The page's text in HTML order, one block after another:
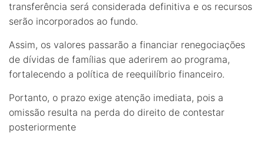
transferência será considerada definitiva e os recursos
serão incorporados ao fundo.
Assim, os valores passarão a financiar renegociações
de dívidas de famílias que aderirem ao programa,
fortalecendo a política de reequilíbrio financeiro.
Portanto, o prazo exige atenção imediata, pois a
omissão resulta na perda do direito de contestar
posteriormente